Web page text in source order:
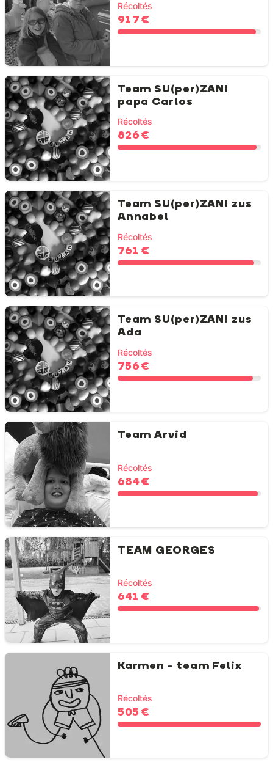
Récoltés
917 €
Team SU(per)ZAN!
papa Carlos
Récoltés
826 €
Team SU(per)ZAN! zus
Annabel
Récoltés
761 €
Team SU(per)ZAN! zus
Ada
Récoltés
756 €
Team Arvid
Récoltés
684 €
TEAM GEORGES
Récoltés
641 €
Karmen - team Felix
Récoltés
505 €